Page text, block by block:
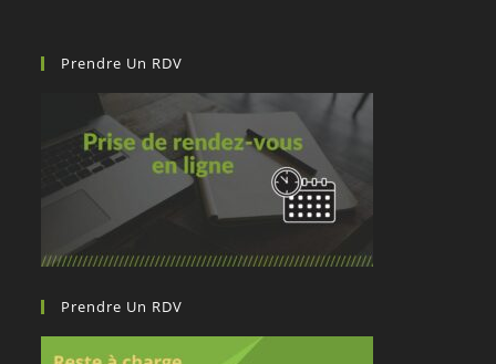
Prendre Un RDV
Prendre Un RDV